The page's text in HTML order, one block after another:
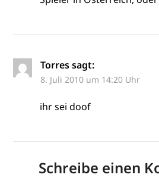
Torres sagt:
8. Juli 2010 um 14:20 Uhr
ihr sei doof
Schreibe einen